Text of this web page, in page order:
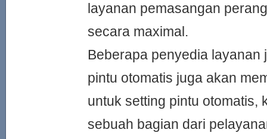
layanan pemasangan
secara maximal.
Beberapa penyedia layanan
pintu otomatis juga akan
untuk setting pintu otomatis,
sebuah bagian dari